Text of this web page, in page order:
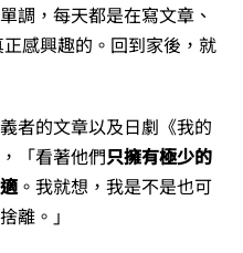
調，每天都是在寫文章、
感興趣的。回到家後，就
者的文章以及日劇《我的
「看著他們只擁有極少的
。我就想，我是不是也可
離。」